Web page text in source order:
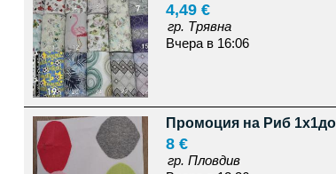
4,49 €
гр. Трявна
Вчера в 16:06
Промоция на Риб
8 €
гр. Пловдив